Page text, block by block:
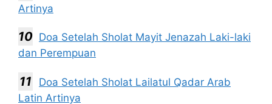
Artinya
Doa Setelah Sholat Mayit Jenazah Laki-laki
dan Perempuan
Doa Setelah Sholat Lailatul Qadar Arab
Latin Artinya